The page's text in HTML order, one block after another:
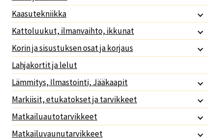
Kaasutekniikka
Kattoluukut, ilmanvaihto, ikkunat
Korin ja sisustuksen osat ja korjaus
Lahjakortit ja lelut
Lämmitys, Ilmastointi, Jääkaapit
Markiisit, etukatokset ja tarvikkeet
Matkailuautotarvikkeet
Matkailuvaunutarvikkeet